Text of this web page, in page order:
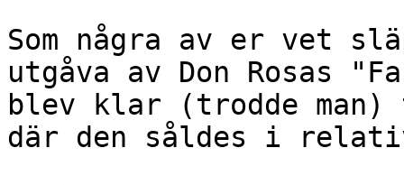
Som några av er vet
utgåva av Don Rosas
blev klar (trodde
där den såldes i